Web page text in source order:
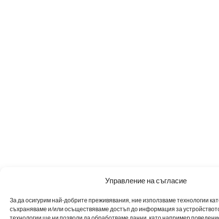
Управление на съгласие
За да осигурим най-добрите преживявания, ние използваме технологии
съхраняваме и/или осъществяваме достъп до информация за